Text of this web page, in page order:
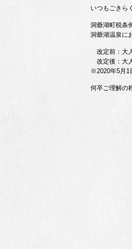
いつもごきら
洞爺湖町税条
洞爺湖温泉に
改定前：大
改定後：大
※2020年5月1
何卒ご理解の